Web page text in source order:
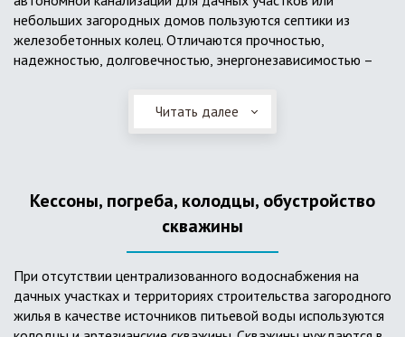
небольших загородных домов пользуются септики из
железобетонных колец. Отличаются прочностью,
надежностью, долговечностью, энергонезависимостью –
ж/б колец состоят из нескольких камер, соединенных
переливными трубами, в которых происходят процессы
септики требуют периодической очистки ассенизаторской
Читать далее
Кессоны, погреба, колодцы, обустройство
скважины
При отсутствии централизованного водоснабжения на
дачных участках и территориях строительства загородного
жилья в качестве источников питьевой воды используются